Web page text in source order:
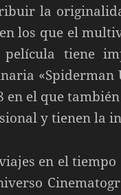
la
los que el
película tiene
«Spiderman
en el que
y tienen la
en el